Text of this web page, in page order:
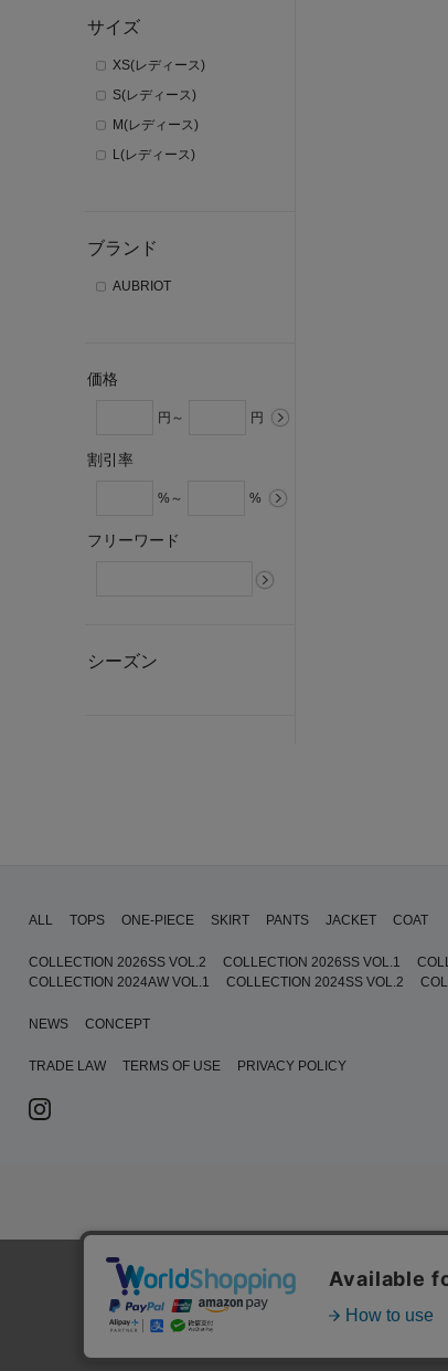
サイズ
XS(レディース)
S(レディース)
M(レディース)
L(レディース)
ブランド
AUBRIOT
価格
円～ 円
割引率
%～ %
フリーワード
シーズン
ALL TOPS ONE-PIECE SKIRT PANTS JACKET COAT
COLLECTION 2026SS VOL.2 COLLECTION 2026SS VOL.1
COLLECTION 2024AW VOL.1
COLLECTION 2024SS VOL.2
NEWS CONCEPT
TRADE LAW TERMS OF USE PRIVACY POLICY
初めての方へ | ご利用案内・お問い合わせ